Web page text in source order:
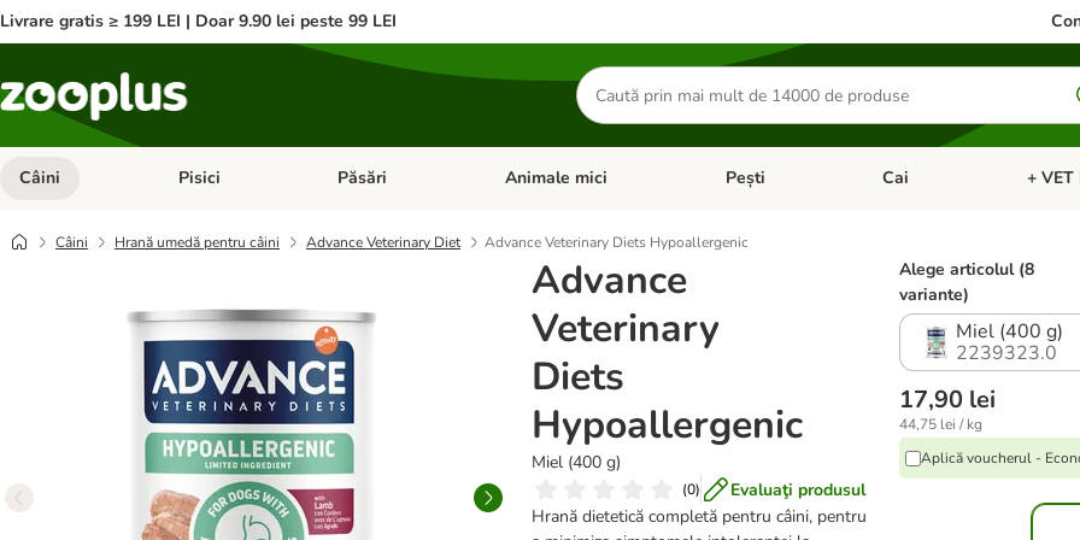
Livrare gratis ≥ 199 LEI | Doar 9.90 lei peste 99 LEI
Căutare
produse
Câini Deschideți meniul cu categorii: Câini
Pisici Deschideți meniul cu categorii: Pisici
Păsări Deschideți meniul cu categorii: Păsări
Animale mici Deschideți meniul cu categorii: Animale mici
Pești Deschideți meniul cu
Cai +
Câini Hrană umedă pentru câini Advance Veterinary Diet Advance Veterinary Diets Hypoallergenic
Advance
Veterinary
Diets
Hypoallergenic
Miel (400 g)
(0)
Evaluaţi produsul
Hrană dietetică completă pentru câini, pentru
Alege articolul (8
variante)
Miel (400 g)
2239323.0
17,90 lei
44,75 lei / kg
Aplică voucherul -